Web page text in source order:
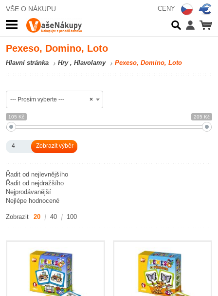
VŠE O NÁKUPU CENY
Pexeso, Domino, Loto
Hlavní stránka Hry , Hlavolamy Pexeso, Domino, Loto
×
--- Prosím vyberte ---
105 Kč 205 Kč
4
Řadit od nejlevnějšího
Řadit od nejdražšího
Nejprodávanější
Nejlépe hodnocené
Zobrazit 20 40 100